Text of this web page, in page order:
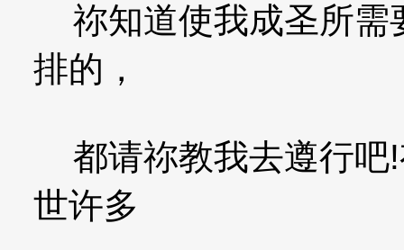
祢知道使我成圣所需
排的，
都请祢教我去遵行吧!
世许多